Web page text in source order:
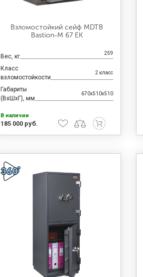
Взломостойкий сейф MDTB
Bastion-M 67 EK
Вес, кг 259
Класс
взломостойкости
2 класс
Габариты
(ВхШхГ), мм
670x510x510
В наличии
185 000 руб.